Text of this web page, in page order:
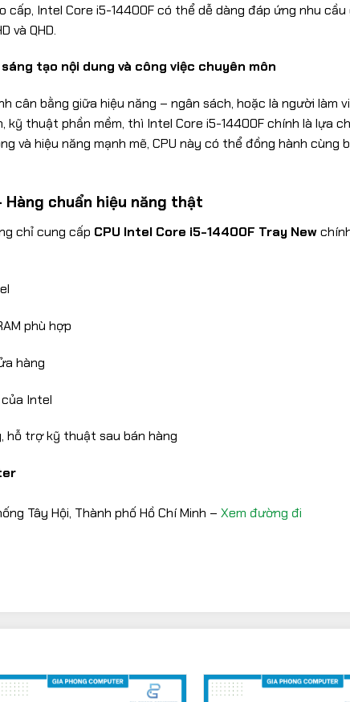
cấp, Intel Core i5-14400F có thể dễ dàng đáp ứng nhu cầu
và QHD.
tạo nội dung và công việc chuyên môn
cân bằng giữa hiệu năng – ngân sách, hoặc là người làm
kỹ thuật phần mềm, thì Intel Core i5-14400F chính là lựa
và hiệu năng mạnh mẽ, CPU này có thể đồng hành cùng
chuẩn hiệu năng thật
chỉ cung cấp CPU Intel Core i5-14400F Tray New
phù hợp
hàng
Intel
hỗ trợ kỹ thuật sau bán hàng
Tây Hội, Thành phố Hồ Chí Minh – Xem đường đi